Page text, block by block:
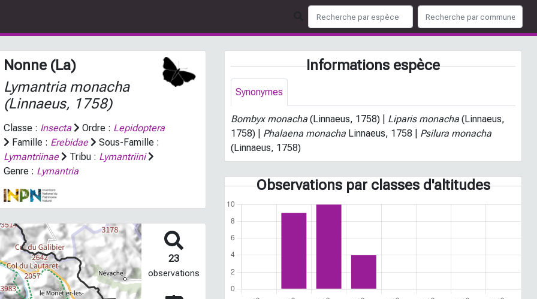
Nonne (La)
Lymantria monacha
(Linnaeus, 1758)
Classe : Insecta Ordre : Lepidoptera
Famille : Erebidae
Sous-Famille :
Lymantriinae
Tribu : Lymantriini
Genre : Lymantria
23
observations
Informations espèce
Synonymes
Bombyx monacha (Linnaeus, 1758) | Liparis monacha (Linnaeus,
1758) | Phalaena monacha Linnaeus, 1758 | Psilura monacha
(Linnaeus, 1758)
Observations par classes d'altitudes